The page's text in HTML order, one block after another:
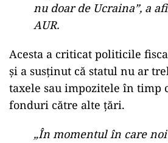
nu doar de Ucraina”, a
AUR.
Acesta a criticat politicile
și a susținut că statul nu ar
taxele sau impozitele în timp
fonduri către alte țări.
„În momentul în care